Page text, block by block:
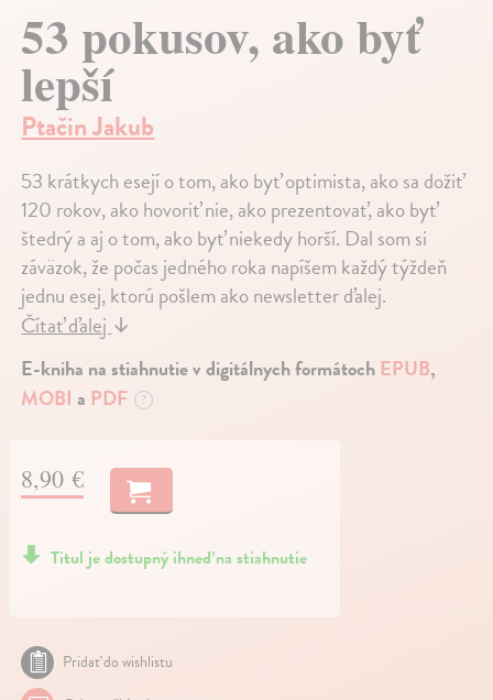
53 pokusov, ako byť
lepší
Ptačin Jakub
53 krátkych esejí o tom, ako byť optimista, ako sa dožiť
120 rokov, ako hovoriť nie, ako prezentovať, ako byť
štedrý a aj o tom, ako byť niekedy horší. Dal som si
záväzok, že počas jedného roka napíšem každý týždeň
jednu esej, ktorú pošlem ako newsletter ďalej.
Čítať ďalej↓
E-kniha na stiahnutie v digitálnych formátoch EPUB,
MOBI a PDF ?
8,90 €
Titul je dostupný ihneď na stiahnutie
Pridať do wishlistu